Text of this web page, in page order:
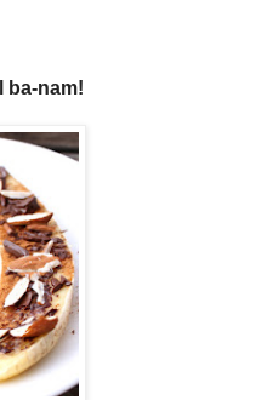
ba-nam!